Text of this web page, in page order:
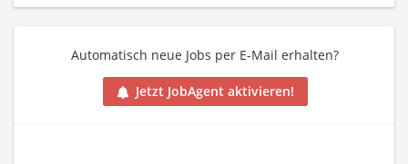
Automatisch neue Jobs per E-Mail erhalten?
Jetzt JobAgent aktivieren!